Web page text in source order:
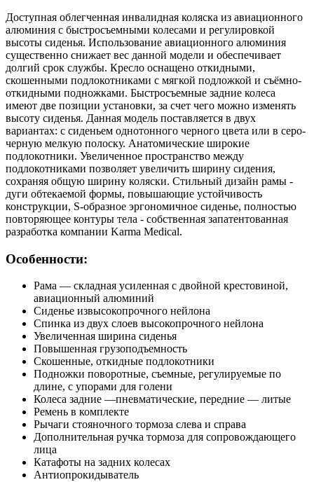
Доступная облегченная инвалидная коляска из авиационного
алюминия с быстросъемными колесами и регулировкой
высоты сиденья. Использование авиационного алюминия
существенно снижает вес данной модели и обеспечивает
долгий срок службы. Кресло оснащено откидными,
скошенными подлокотниками с мягкой подложкой и съёмно-
откидными подножками. Быстросъемные задние колеса
имеют две позиции установки, за счет чего можно изменять
высоту сиденья. Данная модель поставляется в двух
вариантах: с сиденьем однотонного черного цвета или в серо-
черную мелкую полоску. Анатомические широкие
подлокотники. Увеличенное пространство между
подлокотниками позволяет увеличить ширину сидения,
сохраняя общую ширину коляски. Стильный дизайн рамы -
дуги обтекаемой формы, повышающие устойчивость
конструкции, S-образное эргономичное сиденье, полностью
повторяющее контуры тела - собственная запатентованная
разработка компании Karma Medical.
Особенности:
Рама — складная усиленная с двойной крестовиной,
авиационный алюминий
Сиденье извысокопрочного нейлона
Спинка из двух слоев высокопрочного нейлона
Увеличенная ширина сиденья
Повышенная грузоподъемность
Скошенные, откидные подлокотники
Подножки поворотные, съемные, регулируемые по
длине, с упорами для голени
Колеса задние —пневматические, передние — литые
Ремень в комплекте
Рычаги стояночного тормоза слева и справа
Дополнительная ручка тормоза для сопровождающего
лица
Катафоты на задних колесах
Антиопрокидыватель